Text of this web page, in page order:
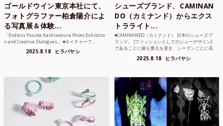
ゴールドウイン東京本社にて、
フォトグラファー柏倉陽介によ
る写真展＆体験...
「Endless Yosuke Kashiwakura Photo Exhibitio
n and Creative Dialogues」 ■ネイチャーフ...
2025.8.18 ヒラバヤシ
シューズブランド、CAMINAN
DO（カミナンド）からエクス
トラライト...
■CAMINANDO（カミナンド） 日本のシューズブ
ランド。 [ファッションとしてのシューデザイン]
であることに最も重点を置き、シーズンごとに高
2025.8.18 ヒラバヤシ